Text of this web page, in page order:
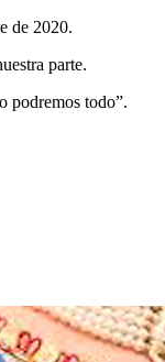
de 2020.
parte.
podremos todo”.